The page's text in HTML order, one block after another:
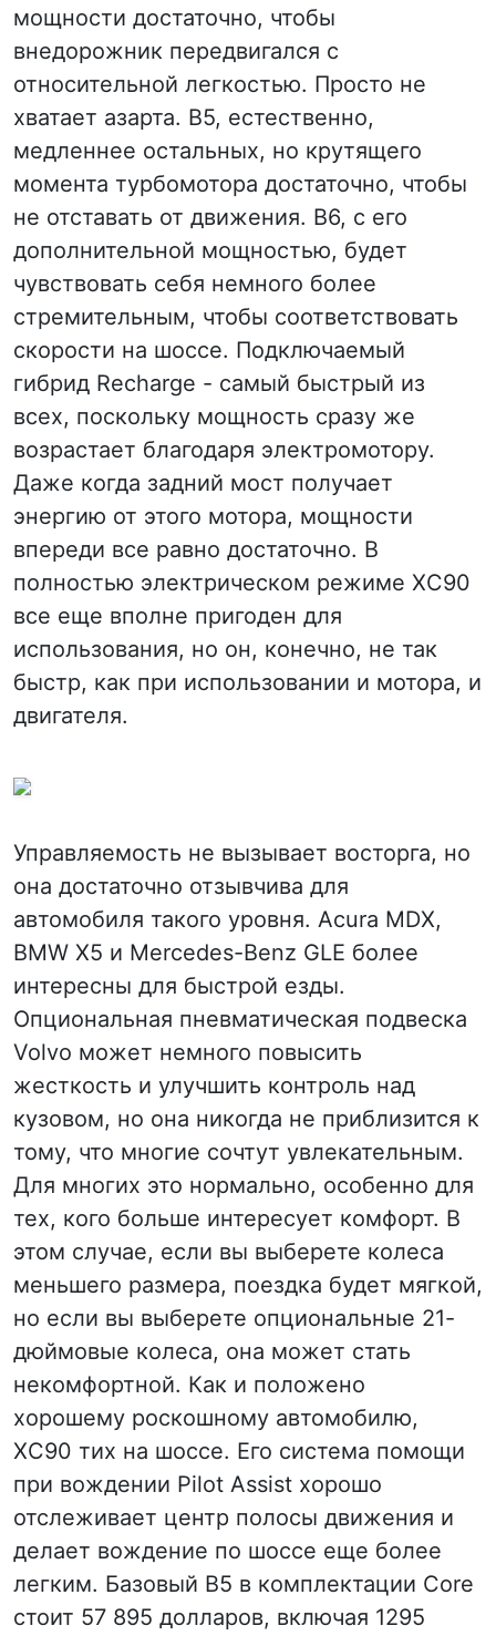
мощности достаточно, чтобы
внедорожник передвигался с
относительной легкостью. Просто не
хватает азарта. B5, естественно,
медленнее остальных, но крутящего
момента турбомотора достаточно, чтобы
не отставать от движения. B6, с его
дополнительной мощностью, будет
чувствовать себя немного более
стремительным, чтобы соответствовать
скорости на шоссе. Подключаемый
гибрид Recharge - самый быстрый из
всех, поскольку мощность сразу же
возрастает благодаря электромотору.
Даже когда задний мост получает
энергию от этого мотора, мощности
впереди все равно достаточно. В
полностью электрическом режиме XC90
все еще вполне пригоден для
использования, но он, конечно, не так
быстр, как при использовании и мотора, и
двигателя.
Управляемость не вызывает восторга, но
она достаточно отзывчива для
автомобиля такого уровня. Acura MDX,
BMW X5 и Mercedes-Benz GLE более
интересны для быстрой езды.
Опциональная пневматическая подвеска
Volvo может немного повысить
жесткость и улучшить контроль над
кузовом, но она никогда не приблизится к
тому, что многие сочтут увлекательным.
Для многих это нормально, особенно для
тех, кого больше интересует комфорт. В
этом случае, если вы выберете колеса
меньшего размера, поездка будет мягкой,
но если вы выберете опциональные 21-
дюймовые колеса, она может стать
некомфортной. Как и положено
хорошему роскошному автомобилю,
XC90 тих на шоссе. Его система помощи
при вождении Pilot Assist хорошо
отслеживает центр полосы движения и
делает вождение по шоссе еще более
легким. Базовый B5 в комплектации Core
стоит 57 895 долларов, включая 1295